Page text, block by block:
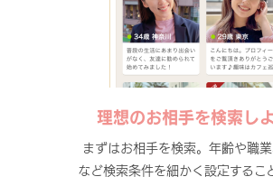
理想のお相手を検索し
まずはお相手を検索。年齢や職
など検索条件を細かく設定するこ